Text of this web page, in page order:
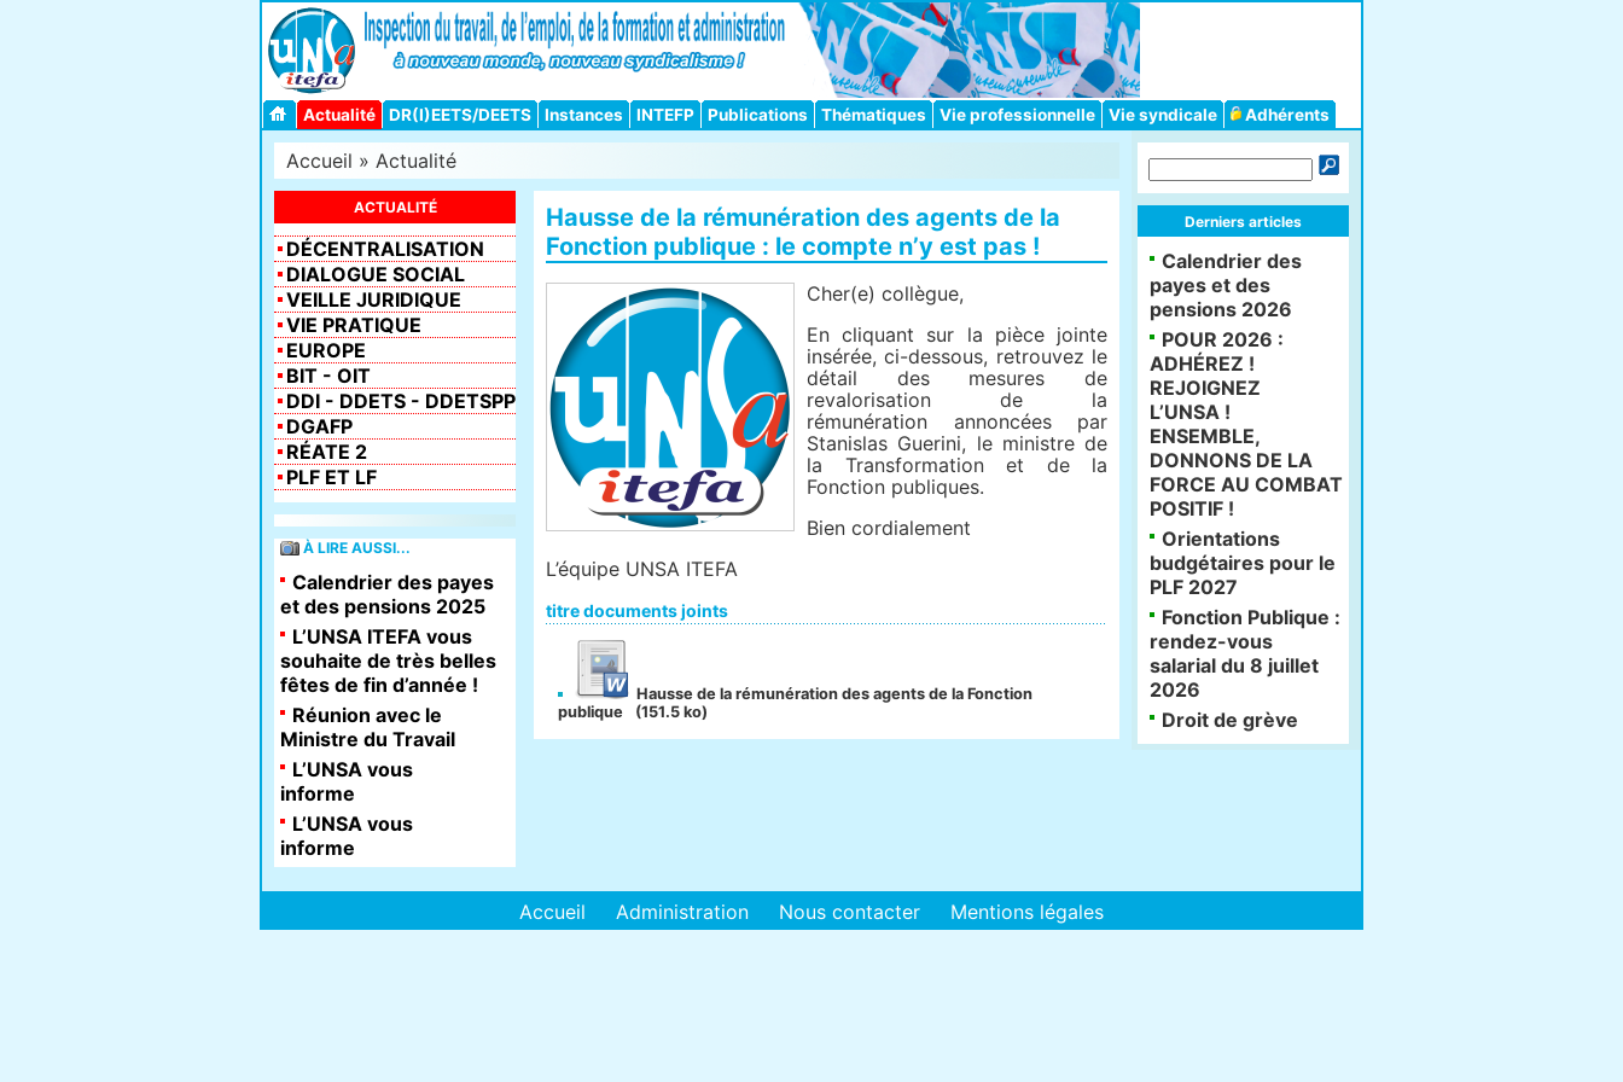
Actualité DR(I)EETS/DEETS Instances INTEFP Publications Thématiques Vie professionnelle Vie syndicale Adhérents
Accueil » Actualité
Hausse de la rémunération des agents de la
Fonction publique : le compte n’y est pas !
Cher(e) collègue,
En cliquant sur la pièce jointe
insérée, ci-dessous, retrouvez le
détail des mesures de
revalorisation de la
rémunération annoncées par
Stanislas Guerini, le ministre de
la Transformation et de la
Fonction publiques.
Bien cordialement
L’équipe UNSA ITEFA
titre documents joints
Hausse de la rémunération des agents de la Fonction
publique
(151.5 ko)
ACTUALITÉ
DÉCENTRALISATION
DIALOGUE SOCIAL
VEILLE JURIDIQUE
VIE PRATIQUE
EUROPE
BIT - OIT
DDI - DDETS - DDETSPP
DGAFP
RÉATE 2
PLF ET LF
À LIRE AUSSI...
Calendrier des payes
et des pensions 2025
L’UNSA ITEFA vous
souhaite de très belles
fêtes de fin d’année !
Réunion avec le
Ministre du Travail
L’UNSA vous
informe
L’UNSA vous
informe
Derniers articles
Calendrier des
payes et des
pensions 2026
POUR 2026 :
ADHÉREZ !
REJOIGNEZ
L’UNSA !
ENSEMBLE,
DONNONS DE LA
FORCE AU COMBAT
POSITIF !
Orientations
budgétaires pour le
PLF 2027
Fonction Publique :
rendez-vous
salarial du 8 juillet
2026
Droit de grève
Accueil Administration Nous contacter Mentions légales